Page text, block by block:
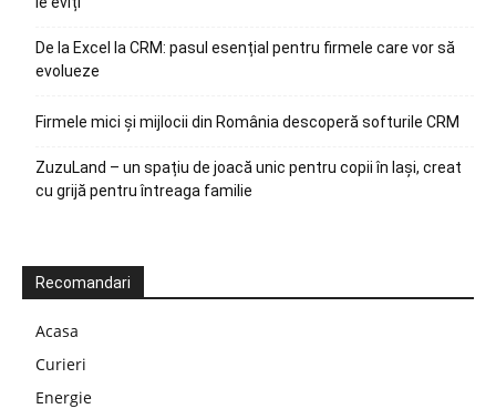
De la Excel la CRM: pasul esențial pentru firmele care vor să
evolueze
Firmele mici și mijlocii din România descoperă softurile CRM
ZuzuLand – un spațiu de joacă unic pentru copii în Iași, creat
cu grijă pentru întreaga familie
Recomandari
Acasa
Curieri
Energie